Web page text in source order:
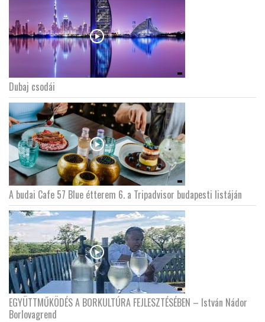
Dubaj csodái
A budai Cafe 57 Blue étterem 6. a Tripadvisor budapesti listáján
EGYÜTTMŰKÖDÉS A BORKULTÚRA FEJLESZTÉSÉBEN – István Nádor
Borlovagrend